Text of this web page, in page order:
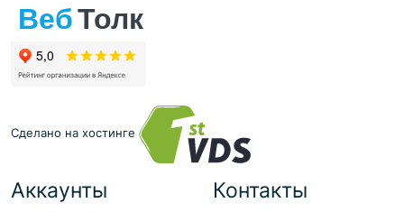
Сделано на хостинге
Аккаунты Контакты